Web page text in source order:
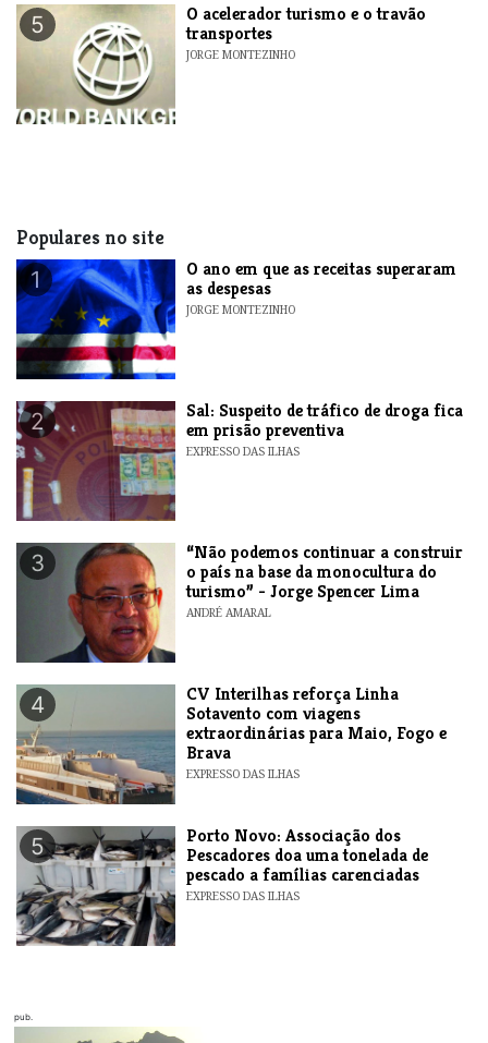
5
O acelerador turismo e o travão
transportes
JORGE MONTEZINHO
Populares no site
1
O ano em que as receitas superaram
as despesas
JORGE MONTEZINHO
2
​Sal: Suspeito de tráfico de droga fica
em prisão preventiva
EXPRESSO DAS ILHAS
3
“Não podemos continuar a construir
o país na base da monocultura do
turismo” - Jorge Spencer Lima
ANDRÉ AMARAL
4
​CV Interilhas reforça Linha
Sotavento com viagens
extraordinárias para Maio, Fogo e
Brava
EXPRESSO DAS ILHAS
5
​Porto Novo: Associação dos
Pescadores doa uma tonelada de
pescado a famílias carenciadas
EXPRESSO DAS ILHAS
pub.